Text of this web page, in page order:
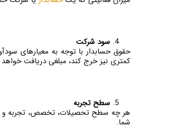
سود شرکت
حقوق حسابدار با توجه به معیارهای
کمتری نیز خرج کند، مبلغی دریافت خواهد
سطح تجربه
هر چه سطح تحصیلات، تخصص، تجربه و
شما.